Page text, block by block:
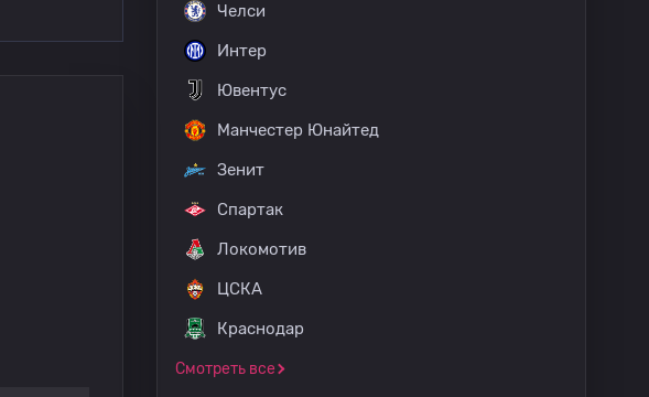
Челси
Интер
Ювентус
Манчестер Юнайтед
Зенит
Спартак
Локомотив
ЦСКА
Краснодар
Смотреть все